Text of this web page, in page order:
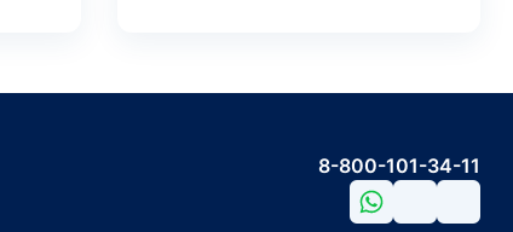
8-800-101-34-11